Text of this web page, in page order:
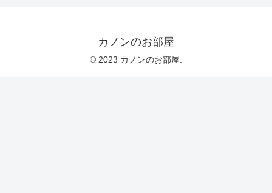
カノンのお部屋
© 2023 カノンのお部屋.